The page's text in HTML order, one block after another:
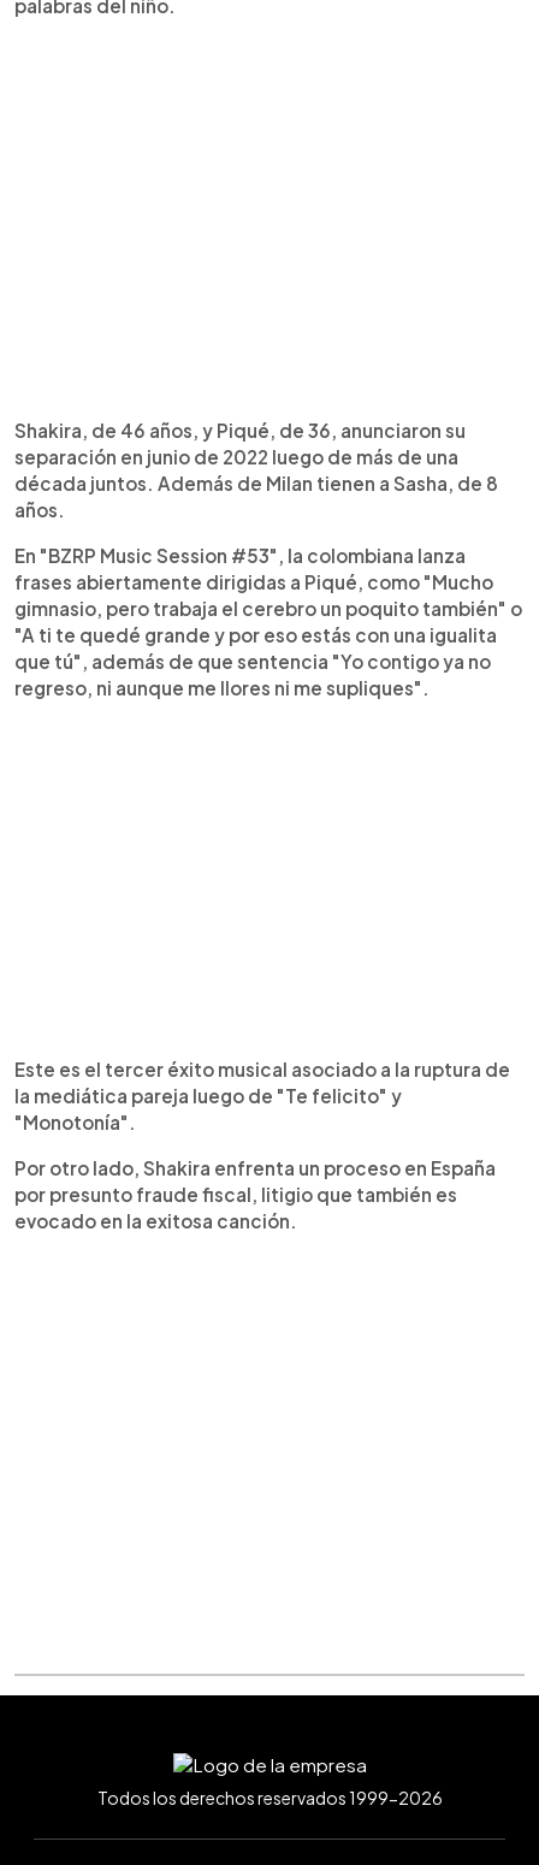
palabras del niño.
Shakira, de 46 años, y Piqué, de 36, anunciaron su
separación en junio de 2022 luego de más de una
década juntos. Además de Milan tienen a Sasha, de 8
años.
En "BZRP Music Session #53", la colombiana lanza
frases abiertamente dirigidas a Piqué, como "Mucho
gimnasio, pero trabaja el cerebro un poquito también" o
"A ti te quedé grande y por eso estás con una igualita
que tú", además de que sentencia "Yo contigo ya no
regreso, ni aunque me llores ni me supliques".
Este es el tercer éxito musical asociado a la ruptura de
la mediática pareja luego de "Te felicito" y
"Monotonía".
Por otro lado, Shakira enfrenta un proceso en España
por presunto fraude fiscal, litigio que también es
evocado en la exitosa canción.
Todos los derechos reservados 1999-2026